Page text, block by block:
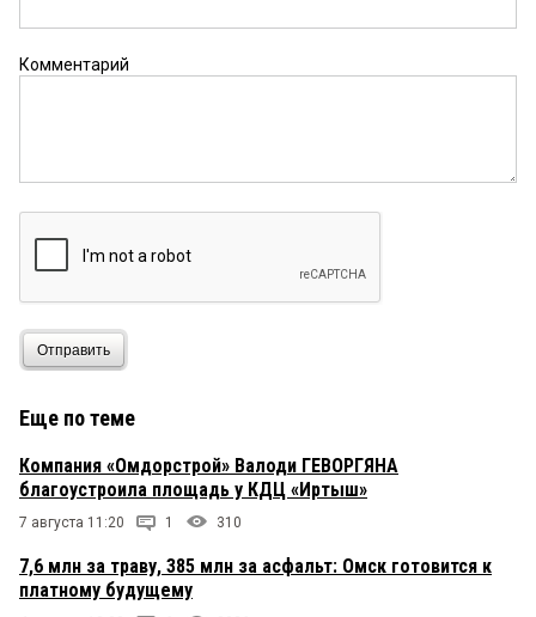
Комментарий
Отправить
Еще по теме
Компания «Омдорстрой» Валоди ГЕВОРГЯНА
благоустроила площадь у КДЦ «Иртыш»
7 августа 11:20 1 310
7,6 млн за траву, 385 млн за асфальт: Омск готовится к
платному будущему